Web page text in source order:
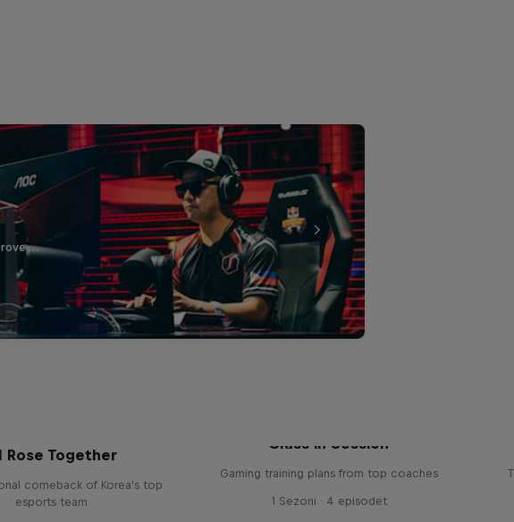
…
Rose Together
comeback of Korea's top
esports team
Class in Session
Gaming training plans from top coaches
1 Sezoni · 4 episodet